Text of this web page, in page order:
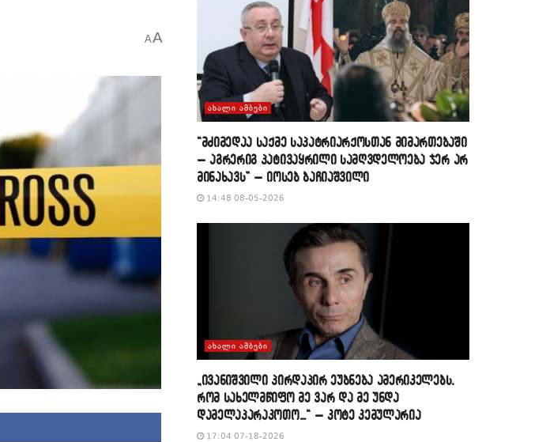
AA
ᲐᲮᲐᲚᲘ ᲐᲛᲑᲔᲑᲘ
“მძიმედაა საქმე საპატრიარქოსთან მიმართებაში
– აგრერიგ პატივაყრილი სამღვდელოება ჯერ არ
მინახავს” – იოსებ ბაჩიაშვილი
14:48 08-05-2026
ᲐᲮᲐᲚᲘ ᲐᲛᲑᲔᲑᲘ
„ივანიშვილი პირდაპირ ეუბნება ამერიკელებს,
რომ სახელმწიფო მე ვარ და მე უნდა
დამელაპარაკოთო…“ – კოტე კემულარია
17:04 07-18-2026